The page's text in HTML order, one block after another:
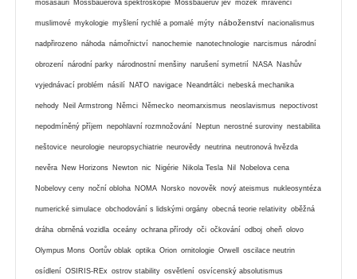
mosasauři Mössbauerova spektroskopie Mössbauerův jev mozek mravenci
muslimové mykologie myšlení rychlé a pomalé mýty náboženství nacionalismus
nadpřirozeno náhoda námořnictví nanochemie nanotechnologie narcismus národní
obrození národní parky národnostní menšiny narušení symetrií NASA Nashův
vyjednávací problém násilí NATO navigace Neandrtálci nebeská mechanika
nehody Neil Armstrong Němci Německo neomarxismus neoslavismus nepoctivost
nepodmíněný příjem nepohlavní rozmnožování Neptun nerostné suroviny nestabilita
neštovice neurologie neuropsychiatrie neurovědy neutrina neutronová hvězda
nevěra New Horizons Newton nic Nigérie Nikola Tesla Nil Nobelova cena
Nobelovy ceny noční obloha NOMA Norsko novověk nový ateismus nukleosyntéza
numerické simulace obchodování s lidskými orgány obecná teorie relativity oběžná
dráha obrněná vozidla oceány ochrana přírody oči očkování odboj oheň olovo
Olympus Mons Oortův oblak optika Orion ornitologie Orwell oscilace neutrin
osídlení OSIRIS-REx ostrov stability osvětlení osvícenský absolutismus